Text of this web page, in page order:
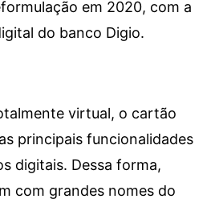
em 2020, com a
do banco Digio.
virtual, o cartão
principais funcionalidades
digitais. Dessa forma,
com grandes nomes do